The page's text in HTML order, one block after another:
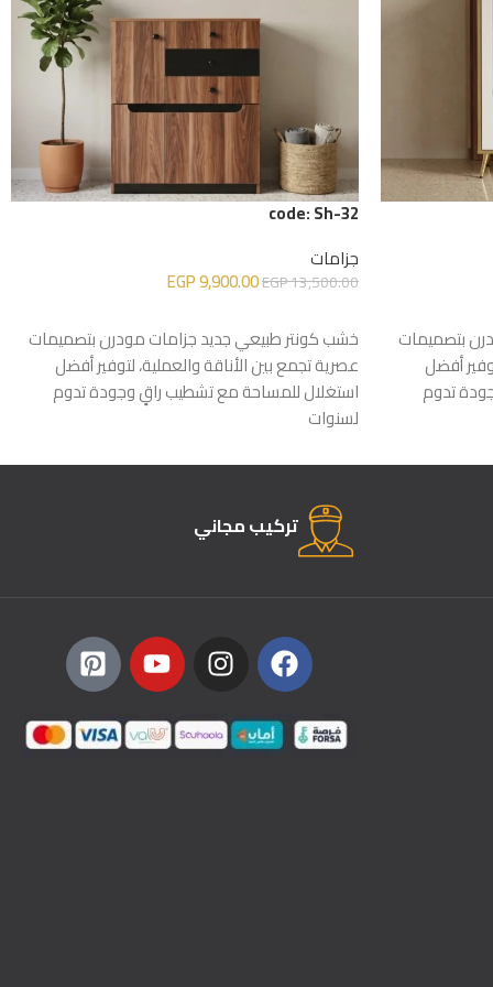
بتصميمات
أفضل
تدوم
code: Sh-32
جزامات
EGP13,500.00
EGP9,900.00
خشب كونتر طبيعي جديد جزامات مودرن بتصميمات
عصرية تجمع بين الأناقة والعملية، لتوفير أفضل
استغلال للمساحة مع تشطيب راقٍ وجودة تدوم
لسنوات
تركيب مجاني